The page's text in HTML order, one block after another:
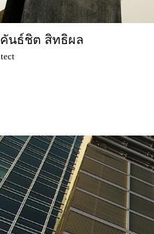
คันธ์ชิต สิทธิผล